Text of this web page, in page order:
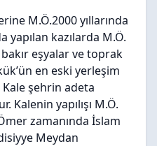
M.Ö.2000 yıllarında
yapılan kazılarda M.Ö.
bakır eşyalar ve toprak
en eski yerleşim
Kale şehrin adeta
yapılışı M.Ö.
zamanında İslam
Meydan